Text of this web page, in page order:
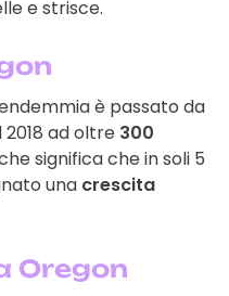
e strisce.
è passato da
ad oltre 300
significa che in soli 5
una crescita
Oregon